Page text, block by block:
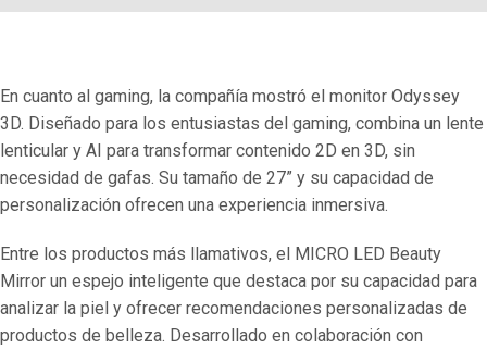
En cuanto al gaming, la compañía mostró el monitor Odyssey
3D. Diseñado para los entusiastas del gaming, combina un lente
lenticular y AI para transformar contenido 2D en 3D, sin
necesidad de gafas. Su tamaño de 27” y su capacidad de
personalización ofrecen una experiencia inmersiva.
Entre los productos más llamativos, el MICRO LED Beauty
Mirror un espejo inteligente que destaca por su capacidad para
analizar la piel y ofrecer recomendaciones personalizadas de
productos de belleza. Desarrollado en colaboración con